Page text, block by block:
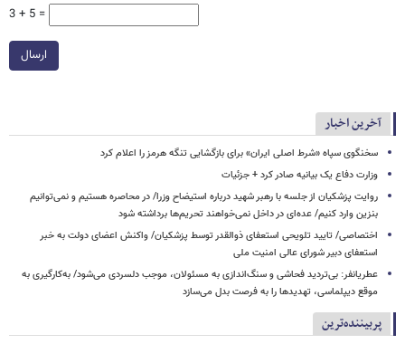
3 + 5 =
ارسال
آخرین اخبار
سخنگوی سپاه «شرط اصلی ایران» برای بازگشایی تنگه هرمز را اعلام کرد
وزارت دفاع یک بیانیه صادر کرد + جزئیات
روایت پزشکیان از جلسه با رهبر شهید درباره استیضاح وزرا/ در محاصره هستیم و نمی‌توانیم
بنزین وارد کنیم/ عده‌ای در داخل نمی‌خواهند تحریم‌ها برداشته شود
اختصاصی/ تایید تلویحی استعفای ذوالقدر توسط پزشکیان/ واکنش اعضای دولت به خبر
استعفای دبیر شورای عالی امنیت ملی
عطریانفر: بی‌تردید فحاشی و سنگ‌اندازی به مسئولان، موجب دلسردی می‌شود/ به‌کارگیری به
موقع دیپلماسی، تهدیدها را به فرصت بدل می‌سازد
پربیننده‌ترین